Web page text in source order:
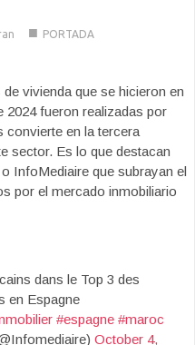
■ PORTADA
vivienda que se hicieron en
2024 fueron realizadas por
convierte en la tercera
sector. Es lo que destacan
InfoMediaire que subrayan el
por el mercado inmobiliario
dans le Top 3 des
en Espagne
#espagne #maroc
October 4,